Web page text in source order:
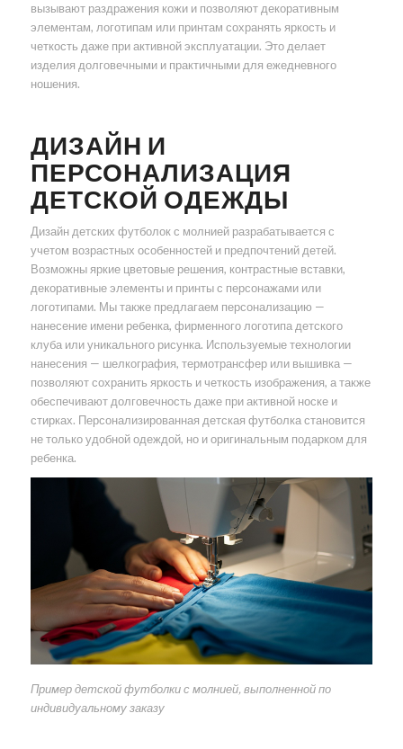
вызывают раздражения кожи и позволяют декоративным
элементам, логотипам или принтам сохранять яркость и
четкость даже при активной эксплуатации. Это делает
изделия долговечными и практичными для ежедневного
ношения.
ДИЗАЙН И
ПЕРСОНАЛИЗАЦИЯ
ДЕТСКОЙ ОДЕЖДЫ
Дизайн детских футболок с молнией разрабатывается с
учетом возрастных особенностей и предпочтений детей.
Возможны яркие цветовые решения, контрастные вставки,
декоративные элементы и принты с персонажами или
логотипами. Мы также предлагаем персонализацию —
нанесение имени ребенка, фирменного логотипа детского
клуба или уникального рисунка. Используемые технологии
нанесения — шелкография, термотрансфер или вышивка —
позволяют сохранить яркость и четкость изображения, а также
обеспечивают долговечность даже при активной носке и
стирках. Персонализированная детская футболка становится
не только удобной одеждой, но и оригинальным подарком для
ребенка.
Пример детской футболки с молнией, выполненной по
индивидуальному заказу